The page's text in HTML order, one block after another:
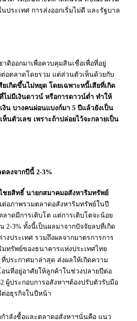
ประเทศ การส่งออกเริ่มไม่ดี และรัฐบาล
ติออกมาเพื่อควบคุมสินเชื่อเพื่อที่อยู่
อตลาดโดยรวม แต่ส่วนตัวเห็นด้วยกับ
ยเกิดขึ้นไม่หยุด โดยเฉพาะหนี้เสียที่เกิด
ไม่มีเงินดาวน์ หรือการดาวน์ต่ำ ทำให้
งิน บางคนผ่อนแบงก์มา 5 ปีแล้วยังเป็น
ห็นตัวเลข เพราะถ้าปล่อยไว้จะกลายเป็น
ดลงจากปีนี้ 2-3%
ยสิทธิ์ นายกสมาคมอสังหาริมทรัพย์
ต่อภาพรวมตลาดอสังหาริมทรัพย์ในปี
ลาดมีการเติบโต แต่การเติบโตจะน้อย
2-3% ทั้งนี้เป็นผลมาจากปัจจัยลบที่เกิด
งประเทศ รวมถึงผลจากมาตรการการ
ทรัพย์ของธนาคารแห่งประเทศไทย
ประกาศมาล่าสุด ส่งผลให้เกิดความ
อนที่อยู่อาศัยให้ลูกค้าในช่วงปลายปีต่อ
ผู้ประกอบการอสังหาฯต้องปรับตัวรับมือ
อธุรกิจในปีหน้า
ำลังซื้อและตลาดอสังหาฯนั่นคือ แนว